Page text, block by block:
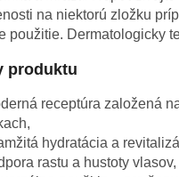
na niektorú zložku
použitie. Dermatologicky
produktu
receptúra založená
hydratácia a
rastu a hustoty vlasov,